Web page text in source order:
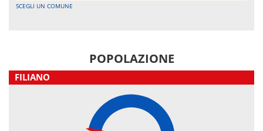
SCEGLI UN COMUNE
POPOLAZIONE
FILIANO